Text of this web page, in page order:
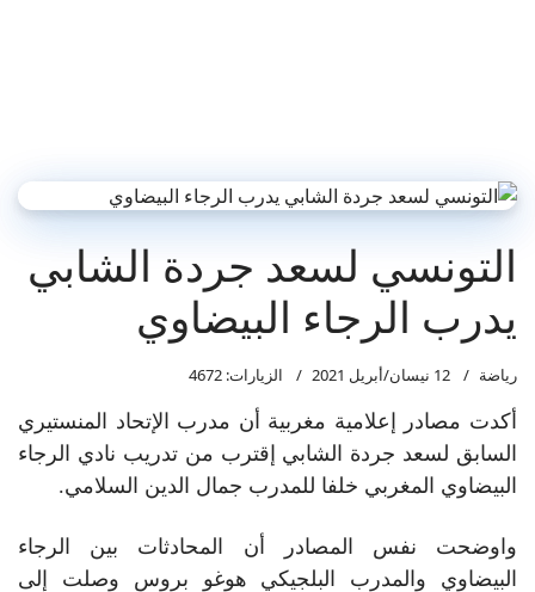
التونسي لسعد جردة الشابي
يدرب الرجاء البيضاوي
رياضة 12 نيسان/أبريل 2021 الزيارات: 4672
أكدت مصادر إعلامية مغربية أن مدرب الإتحاد المنستيري
السابق لسعد جردة الشابي إقترب من تدريب نادي الرجاء
البيضاوي المغربي خلفا للمدرب جمال الدين السلامي.
واوضحت نفس المصادر أن المحادثات بين الرجاء
البيضاوي والمدرب البلجيكي هوغو بروس وصلت إلى